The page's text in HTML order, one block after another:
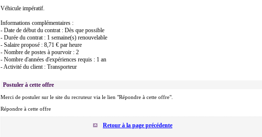
Véhicule impératif.
Informations complémentaires :
- Date de début du contrat : Dès que possible
- Durée du contrat : 1 semaine(s) renouvelable
- Salaire proposé : 8,71 € par heure
- Nombre de postes à pourvoir : 2
- Nombre d'années d'expériences requis : 1 an
- Activité du client : Transporteur
Postuler à cette offre
Merci de postuler sur le site du recruteur via le lien "Répondre à cette offre".
Répondre à cette offre
Retour à la page précédente